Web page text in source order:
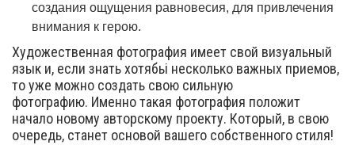
создания ощущения равновесия, для привлечения
внимания к герою.
Художественная фотография имеет свой визуальный
язык и, если знать хотябьі несколько важных приемов,
то уже можно создать свою сильную
фотографию. Именно такая фотография положит
начало новому авторскому проекту. Который, в свою
очередь, станет основой вашего собственного стиля!